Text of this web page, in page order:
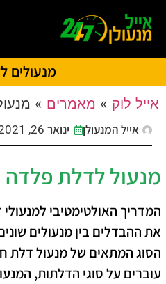
מנעולים
אייל לוק » מאמרים »
אייל המנעולן ינואר 26, 2021
מנעול לדלת פלדה
המדריך האולטימטיבי
את ההבדלים בין מנעולים
הסוג המתאים של מנעול דלת
עוברים על סוגי הדלתות,